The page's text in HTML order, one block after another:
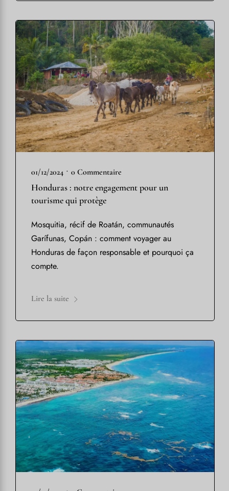
01/12/2024 • 0 Commentaire
Honduras : notre engagement pour un
tourisme qui protège
Mosquitia, récif de Roatán, communautés
Garífunas, Copán : comment voyager au
Honduras de façon responsable et pourquoi ça
compte.
Lire la suite